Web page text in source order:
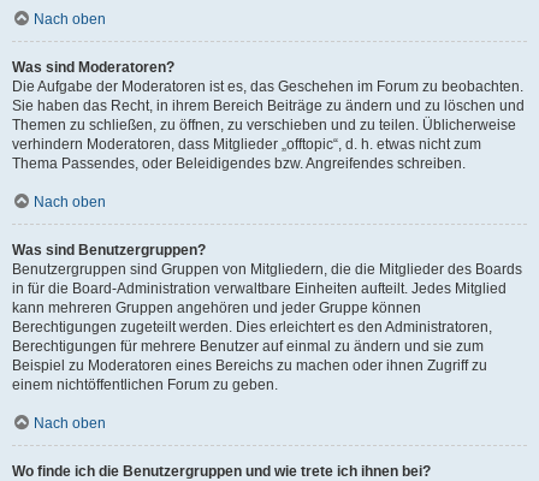
Nach oben
Was sind Moderatoren?
Die Aufgabe der Moderatoren ist es, das Geschehen im Forum zu beobachten.
Sie haben das Recht, in ihrem Bereich Beiträge zu ändern und zu löschen und
Themen zu schließen, zu öffnen, zu verschieben und zu teilen. Üblicherweise
verhindern Moderatoren, dass Mitglieder „offtopic“, d. h. etwas nicht zum
Thema Passendes, oder Beleidigendes bzw. Angreifendes schreiben.
Nach oben
Was sind Benutzergruppen?
Benutzergruppen sind Gruppen von Mitgliedern, die die Mitglieder des Boards
in für die Board-Administration verwaltbare Einheiten aufteilt. Jedes Mitglied
kann mehreren Gruppen angehören und jeder Gruppe können
Berechtigungen zugeteilt werden. Dies erleichtert es den Administratoren,
Berechtigungen für mehrere Benutzer auf einmal zu ändern und sie zum
Beispiel zu Moderatoren eines Bereichs zu machen oder ihnen Zugriff zu
einem nichtöffentlichen Forum zu geben.
Nach oben
Wo finde ich die Benutzergruppen und wie trete ich ihnen bei?